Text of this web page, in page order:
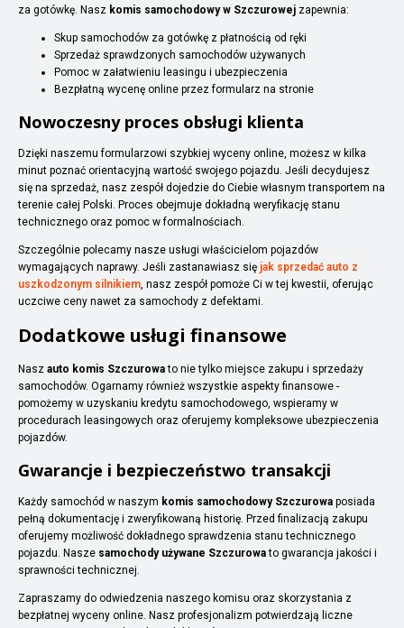
za gotówkę. Nasz komis samochodowy w Szczurowej zapewnia:
Skup samochodów za gotówkę z płatnością od ręki
Sprzedaż sprawdzonych samochodów używanych
Pomoc w załatwieniu leasingu i ubezpieczenia
Bezpłatną wycenę online przez formularz na stronie
Nowoczesny proces obsługi klienta
Dzięki naszemu formularzowi szybkiej wyceny online, możesz w kilka
minut poznać orientacyjną wartość swojego pojazdu. Jeśli decydujesz
się na sprzedaż, nasz zespół dojedzie do Ciebie własnym transportem na
terenie całej Polski. Proces obejmuje dokładną weryfikację stanu
technicznego oraz pomoc w formalnościach.
Szczególnie polecamy nasze usługi właścicielom pojazdów
wymagających naprawy. Jeśli zastanawiasz się jak sprzedać auto z
uszkodzonym silnikiem, nasz zespół pomoże Ci w tej kwestii, oferując
uczciwe ceny nawet za samochody z defektami.
Dodatkowe usługi finansowe
Nasz auto komis Szczurowato nie tylko miejsce zakupu i sprzedaży
samochodów. Ogarnamy również wszystkie aspekty finansowe -
pomożemy w uzyskaniu kredytu samochodowego, wspieramy w
procedurach leasingowych oraz oferujemy kompleksowe ubezpieczenia
pojazdów.
Gwarancje i bezpieczeństwo transakcji
Każdy samochód w naszym komis samochodowy Szczurowa posiada
pełną dokumentację i zweryfikowaną historię. Przed finalizacją zakupu
oferujemy możliwość dokładnego sprawdzenia stanu technicznego
pojazdu. Nasze samochody używane Szczurowato gwarancja jakości i
sprawności technicznej.
Zapraszamy do odwiedzenia naszego komisu oraz skorzystania z
bezpłatnej wyceny online. Nasz profesjonalizm potwierdzają liczne